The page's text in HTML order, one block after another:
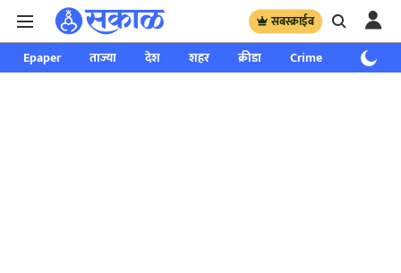
सबस्क्राईब
Epaper ताज्या देश शहर क्रीडा Crime साप्ताहिक